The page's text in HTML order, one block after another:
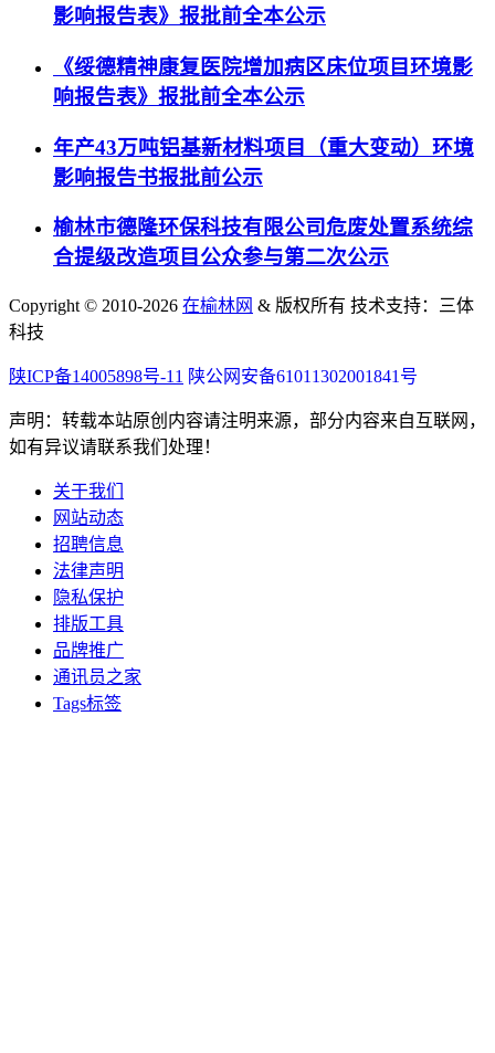
影响报告表》报批前全本公示
《绥德精神康复医院增加病区床位项目环境影
响报告表》报批前全本公示
年产43万吨铝基新材料项目（重大变动）环境
影响报告书报批前公示
榆林市德隆环保科技有限公司危废处置系统综
合提级改造项目公众参与第二次公示
Copyright © 2010-2026 在榆林网 & 版权所有 技术支持：三体
科技
陕ICP备14005898号-11 陕公网安备61011302001841号
声明：转载本站原创内容请注明来源，部分内容来自互联网，
如有异议请联系我们处理！
关于我们
网站动态
招聘信息
法律声明
隐私保护
排版工具
品牌推广
通讯员之家
Tags标签